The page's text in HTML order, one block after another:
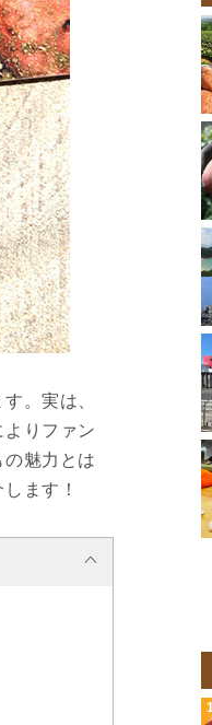
。実は、
りファン
魅力とは
ます！